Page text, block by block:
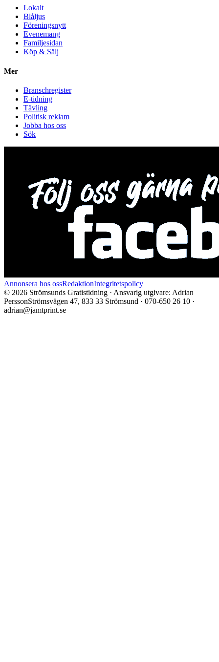
Lokalt
Blåljus
Föreningsnytt
Evenemang
Familjesidan
Köp & Sälj
Mer
Branschregister
E-tidning
Tävling
Politisk reklam
Jobba hos oss
Sök
Annonsera hos ossRedaktionIntegritetspolicy
© 2026 Strömsunds Gratistidning · Ansvarig utgivare: Adrian
PerssonStrömsvägen 47, 833 33 Strömsund · 070-650 26 10 ·
adrian@jamtprint.se